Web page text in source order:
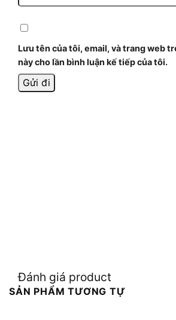
Lưu tên của tôi, email, và trang web
này cho lần bình luận kế tiếp của tôi.
Đánh giá product
SẢN PHẨM TƯƠNG TỰ